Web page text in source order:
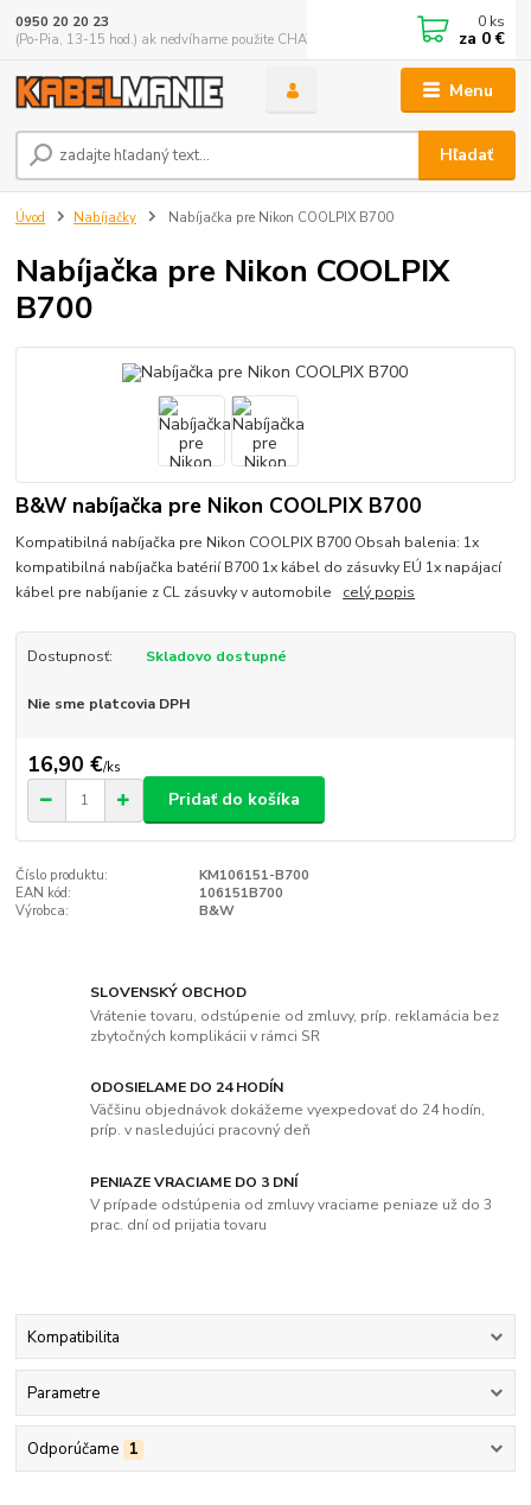
Menu
Hľadať
0950 20 20 23
(Po-Pia, 13-15 hod.) ak nedvíhame použite CHATBOX
0 ks
za 0 €
Úvod Nabíjačky Nabíjačka pre Nikon COOLPIX B700
Nabíjačka pre Nikon COOLPIX
B700
B&W nabíjačka pre Nikon COOLPIX B700
Kompatibilná nabíjačka pre Nikon COOLPIX B700 Obsah balenia: 1x
kompatibilná nabíjačka batérií B700 1x kábel do zásuvky EÚ 1x napájací
kábel pre nabíjanie z CL zásuvky v automobile celý popis
Dostupnosť: Skladovo dostupné
Nie sme platcovia DPH
16,90 €/ks
Pridať do košíka
Číslo produktu:
KM106151-B700
EAN kód:
106151B700
Výrobca:
B&W
SLOVENSKÝ OBCHOD
Vrátenie tovaru, odstúpenie od zmluvy, príp. reklamácia bez
zbytočných komplikácii v rámci SR
ODOSIELAME DO 24 HODÍN
Väčšinu objednávok dokážeme vyexpedovať do 24 hodín,
príp. v nasledujúci pracovný deň
PENIAZE VRACIAME DO 3 DNÍ
V prípade odstúpenia od zmluvy vraciame peniaze už do 3
prac. dní od prijatia tovaru
Kompatibilita
Parametre
Odporúčame 1